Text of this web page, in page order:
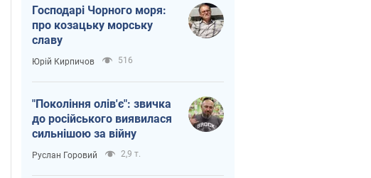
Господарі Чорного моря:
про козацьку морську
славу
Юрій Кирпичов 516
"Покоління олів'є": звичка
до російського виявилася
сильнішою за війну
Руслан Горовий 2,9 т.